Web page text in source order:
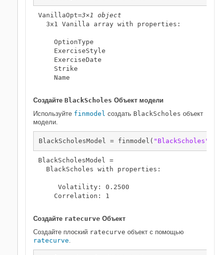
VanillaOpt=3×1 object
  3x1 Vanilla array with properties:
    OptionType
    ExerciseStyle
    ExerciseDate
    Strike
    Name
Создайте BlackScholes Объект модели
Используйте finmodel создать BlackScholes объект
модели.
BlackScholesModel = finmodel( "BlackScholes"
BlackScholesModel =
  BlackScholes with properties:
     Volatility: 0.2500
    Correlation: 1
Создайте ratecurve Объект
Создайте плоский ratecurve объект с помощью
ratecurve.